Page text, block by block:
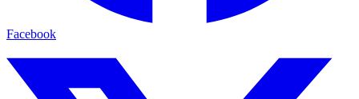
Facebook